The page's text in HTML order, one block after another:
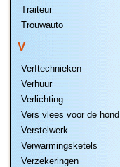
Traiteur
Trouwauto
V
Verftechnieken
Verhuur
Verlichting
Vers vlees voor de hond
Verstelwerk
Verwarmingsketels
Verzekeringen